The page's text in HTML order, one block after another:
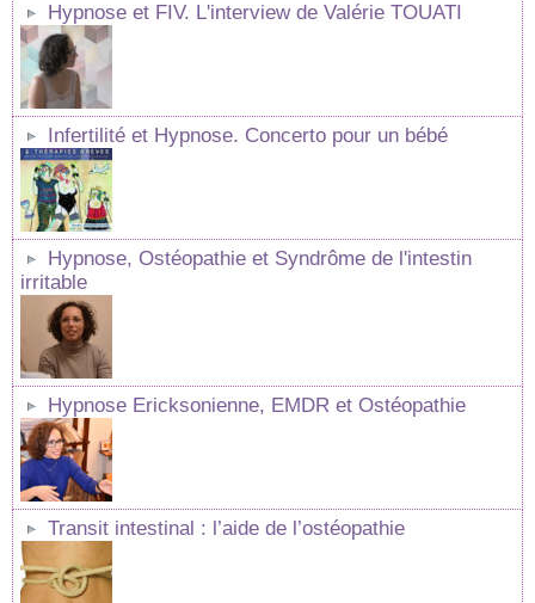
Hypnose et FIV. L'interview de Valérie TOUATI
Infertilité et Hypnose. Concerto pour un bébé
Hypnose, Ostéopathie et Syndrôme de l'intestin
irritable
Hypnose Ericksonienne, EMDR et Ostéopathie
Transit intestinal : l’aide de l’ostéopathie